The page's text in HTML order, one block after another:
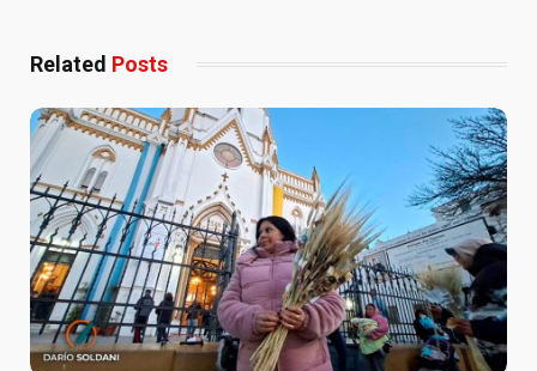
Related Posts